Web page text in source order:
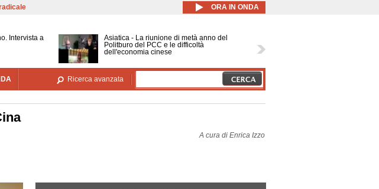
contenuto principale ORA IN ONDA
Intervista a
Asiatica - La riunione di metà anno del
Politburo del PCC e le difficoltà
dell'economia cinese
Ricerca avanzata
A cura di Enrica Izzo